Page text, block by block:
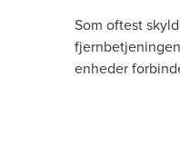
Som oftest
enheder